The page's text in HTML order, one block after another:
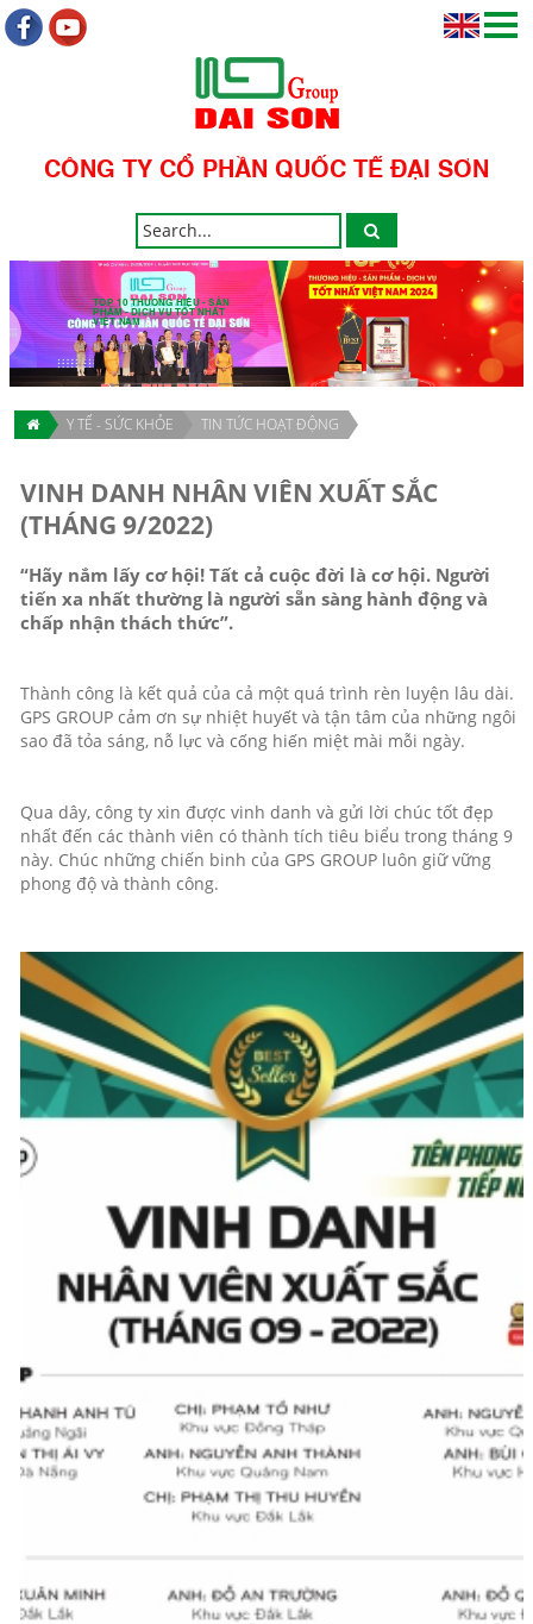
CÔNG TY CỔ PHẦN QUỐC TẾ ĐẠI SƠN
TOP 10 THƯƠNG HIỆU - SẢN
PHẨM - DỊCH VỤ TỐT NHẤT
VIỆT NAM
Y TẾ - SỨC KHỎE TIN TỨC HOẠT ĐỘNG
VINH DANH NHÂN VIÊN XUẤT SẮC
(THÁNG 9/2022)
“Hãy nắm lấy cơ hội! Tất cả cuộc đời là cơ hội. Người
tiến xa nhất thường là người sẵn sàng hành động và
chấp nhận thách thức”.
Thành công là kết quả của cả một quá trình rèn luyện lâu dài.
GPS GROUP cảm ơn sự nhiệt huyết và tận tâm của những ngôi
sao đã tỏa sáng, nỗ lực và cống hiến miệt mài mỗi ngày.
Qua dây, công ty xin được vinh danh và gửi lời chúc tốt đẹp
nhất đến các thành viên có thành tích tiêu biểu trong tháng 9
này. Chúc những chiến binh của GPS GROUP luôn giữ vững
phong độ và thành công.